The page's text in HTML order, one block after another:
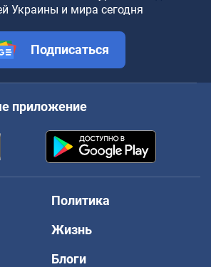
Украины и мира сегодня
Подписаться
приложение
Политика
Жизнь
Блоги